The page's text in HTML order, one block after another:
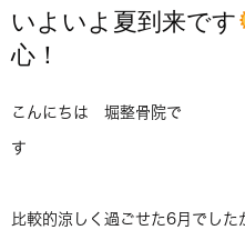
いよいよ夏到来です
心！
こんにちは 堀整骨院で
エルニーニ
比較的涼しく過ごせた6月でし